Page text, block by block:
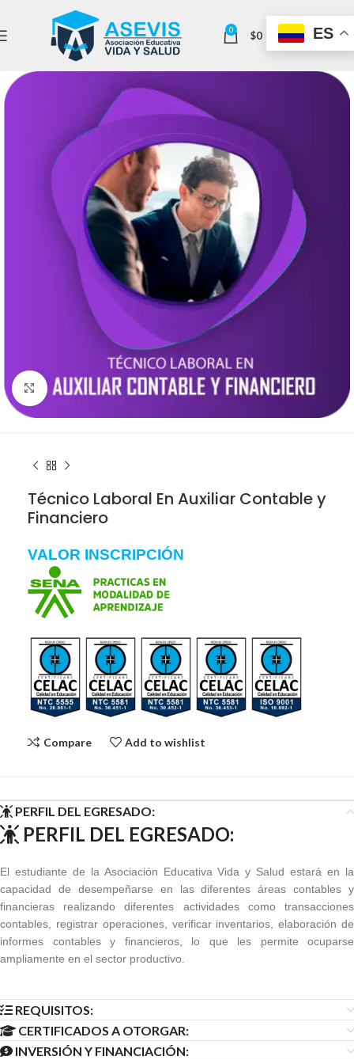
0 $0 ES
Click to enlarge
Técnico Laboral En Auxiliar Contable y
Financiero
VALOR INSCRIPCIÓN
Compare Add to wishlist
PERFIL DEL EGRESADO:
PERFIL DEL EGRESADO:
El estudiante de la Asociación Educativa Vida y Salud estará en la
capacidad de desempeñarse en las diferentes áreas contables y
financieras realizando diferentes actividades como transacciones
contables, registrar operaciones, verificar inventarios, elaboración de
informes contables y financieros, lo que les permite ocuparse
ampliamente en el sector productivo.
REQUISITOS:
CERTIFICADOS A OTORGAR:
INVERSIÓN Y FINANCIACIÓN: